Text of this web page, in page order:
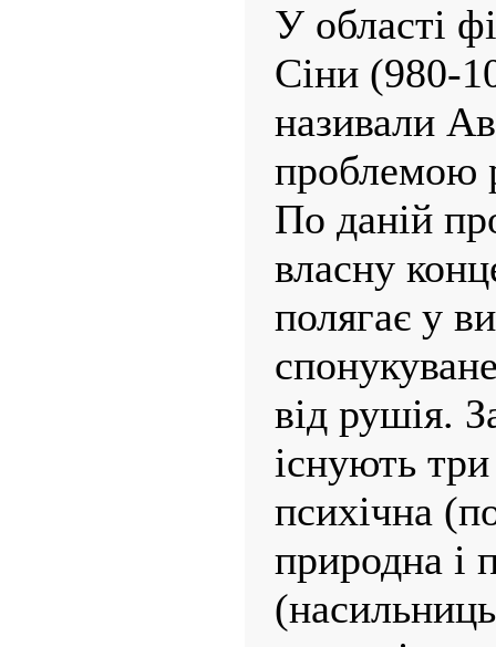
У області
Сіни (980-
називали
проблемою
По даній
власну
полягає у
від рушія.
існують
психічна
природна і